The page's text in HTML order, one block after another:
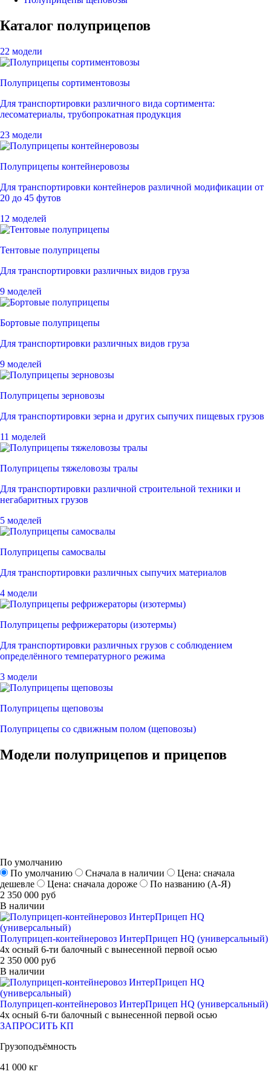
Каталог полуприцепов
22 модели
Полуприцепы сортиментовозы
Для транспортировки различного вида сортимента:
лесоматериалы, трубопрокатная продукция
23 модели
Полуприцепы контейнеровозы
Для транспортировки контейнеров различной модификации от
20 до 45 футов
12 моделей
Тентовые полуприцепы
Для транспортировки различных видов груза
9 моделей
Бортовые полуприцепы
Для транспортировки различных видов груза
9 моделей
Полуприцепы зерновозы
Для транспортировки зерна и других сыпучих пищевых грузов
11 моделей
Полуприцепы тяжеловозы тралы
Для транспортировки различной строительной техники и
негабаритных грузов
5 моделей
Полуприцепы самосвалы
Для транспортировки различных сыпучих материалов
4 модели
Полуприцепы рефрижераторы (изотермы)
Для транспортировки различных грузов с соблюдением
определённого температурного режима
3 модели
Полуприцепы щеповозы
Полуприцепы со сдвижным полом (щеповозы)
Модели полуприцепов и прицепов
По умолчанию
По умолчанию
Сначала в наличии
Цена: сначала
дешевле
Цена: сначала дороже
По названию (А-Я)
2 350 000 руб
В наличии
Полуприцеп-контейнеровоз ИнтерПрицеп HQ (универсальный)
4х осный 6-ти балочный с вынесенной первой осью
2 350 000 руб
В наличии
Полуприцеп-контейнеровоз ИнтерПрицеп HQ (универсальный)
4х осный 6-ти балочный с вынесенной первой осью
ЗАПРОСИТЬ КП
Грузоподъёмность
41 000 кг